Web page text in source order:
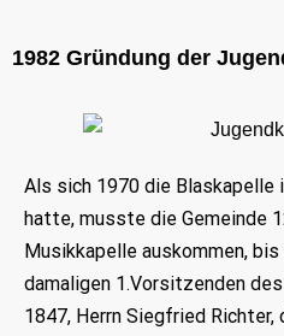
1982 Gründung der
Als sich 1970 die Blaskapelle
hatte, musste die Gemeinde
Musikkapelle auskommen, bis
damaligen 1.Vorsitzenden
1847, Herrn Siegfried Richter,